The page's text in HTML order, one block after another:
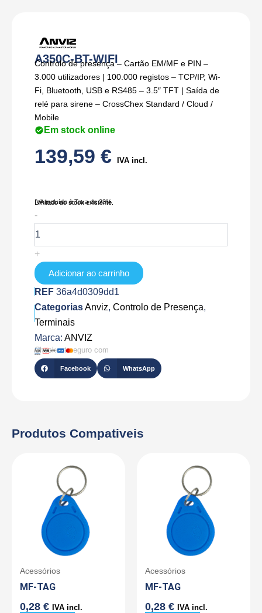
A350C-BT-WIFI
Controlo de presença – Cartão EM/MF e PIN –
3.000 utilizadores | 100.000 registos – TCP/IP, Wi-
Fi, Bluetooth, USB e RS485 – 3.5″ TFT | Saída de
relé para sirene – CrossChex Standard / Cloud /
Mobile
Em stock online
139,59 € IVA incl.
IVA Incluído à Taxa de 23%
Limitado ao stock existente.
-
de
A350C-
BT-
WIFI
+
Adicionar ao carrinho
REF 36a4d0309dd1
CategoriasAnviz, Controlo de Presença,
Terminais
Marca: ANVIZ
Checkout seguro com
Facebook WhatsApp
Produtos Compativeis
Acessórios
MF-TAG
0,28 € IVA incl.
Acessórios
MF-TAG
0,28 € IVA incl.